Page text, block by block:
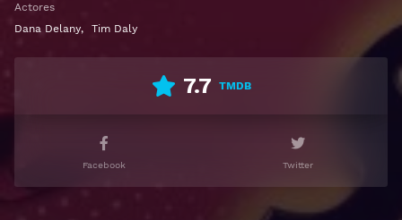
Actores
Dana Delany, Tim Daly
7.7 TMDB
Facebook Twitter